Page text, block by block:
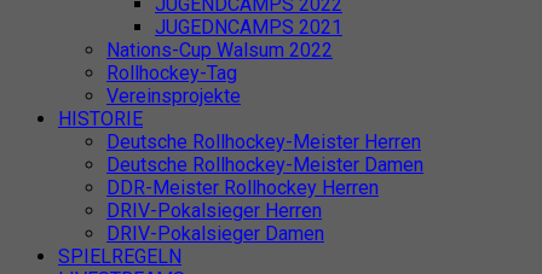
JUGEDNCAMPS 2021
Nations-Cup Walsum 2022
Rollhockey-Tag
Vereinsprojekte
HISTORIE
Deutsche Rollhockey-Meister Herren
Deutsche Rollhockey-Meister Damen
DDR-Meister Rollhockey Herren
DRIV-Pokalsieger Herren
DRIV-Pokalsieger Damen
SPIELREGELN